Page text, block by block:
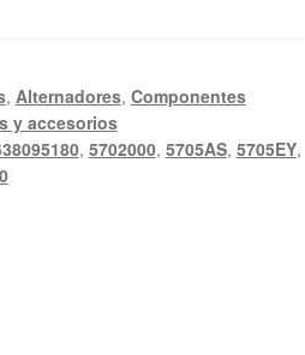
, Alternadores, Componentes
y accesorios
, 5702000, 5705AS, 5705EY,